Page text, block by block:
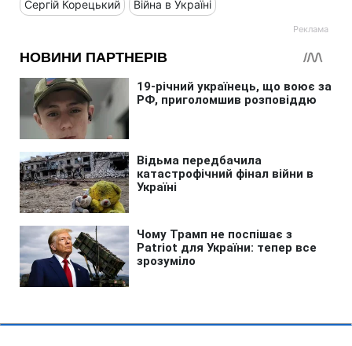
Сергій Корецький Війна в Україні